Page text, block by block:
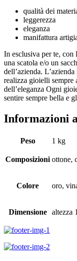
qualità dei
leggerezza
eleganza
manifattura
In esclusiva per te, con
una scatola e/o un
dell’azienda.
realizza gioielli sempre
dell’eleganza Ogni
sentire sempre bella e
Informazioni
Peso 1 kg
Composizioni ottone,
Colore oro,
Dimensione altezza